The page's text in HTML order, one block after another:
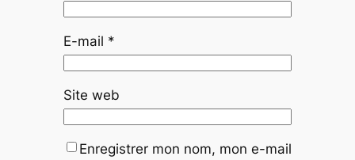
E-mail *
Site web
Enregistrer mon nom, mon e-mail